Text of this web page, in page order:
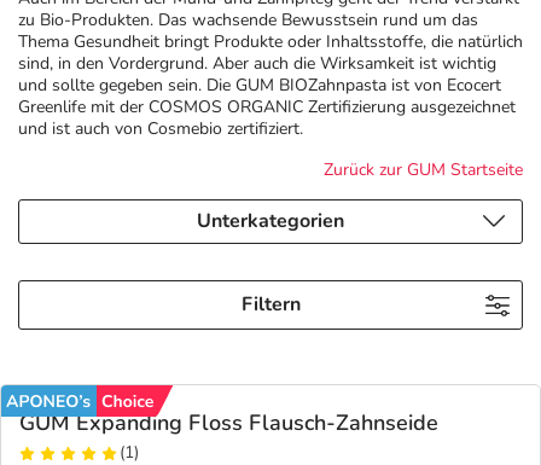
Diabetes
Körperpflege & Kosmetik
Liebe & Erotik
Nahrungsergänzung
Natur & Homöopathie
Geschenkideen
Aktuelle Coupons 6
Summer SALE
Insektenschutz
Sonnenpflege
Fragen und Antworten
Kontakt
Ratgeber
E-Rezept einlösen
E-Rezept App
5% Extra Cash
Avene & Ducray Deals
Eucerin Deals
Frontline & Frontpro Deals
Nattermann Deals
zu Bio-Produkten. Das wachsende Bewusstsein rund um das
Thema Gesundheit bringt Produkte oder Inhaltsstoffe, die natürlich
sind, in den Vordergrund. Aber auch die Wirksamkeit ist wichtig
und sollte gegeben sein. Die GUM BIOZahnpasta ist von Ecocert
Greenlife mit der COSMOS ORGANIC Zertifizierung ausgezeichnet
und ist auch von Cosmebio zertifiziert.
Zurück zur GUM Startseite
Unterkategorien
Filtern
GUM Expanding Floss Flausch-Zahnseide
(1)